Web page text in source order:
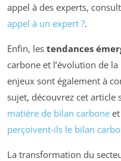
appel à des experts,
appel à un expert ?.
Enfin, les tendances
carbone et l’évolution de
enjeux sont également à
sujet, découvrez cet article
matière de bilan carbone
perçoivent-ils le bilan
La transformation du